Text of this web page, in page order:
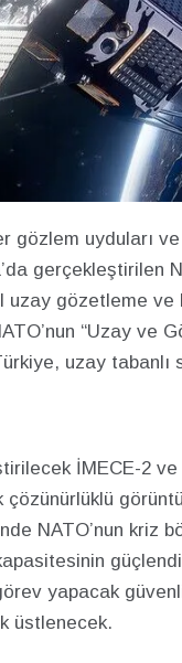
gözlem uyduları
gerçekleştirilen
uzay gözetleme
“Uzay ve
uzay tabanlı
İMECE-2
çözünürlüklü
NATO’nun kriz
yapacak
üstlenecek.